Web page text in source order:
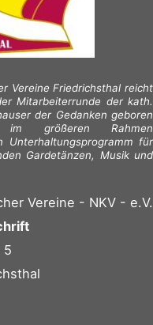
Vereine Friedrichsthal reicht
Mitarbeiterrunde der kath.
der Gedanken geboren
im größeren Rahmen
Unterhaltungsprogramm für
Gardetänzen, Musik und
Vereine - NKV - e.V.
5